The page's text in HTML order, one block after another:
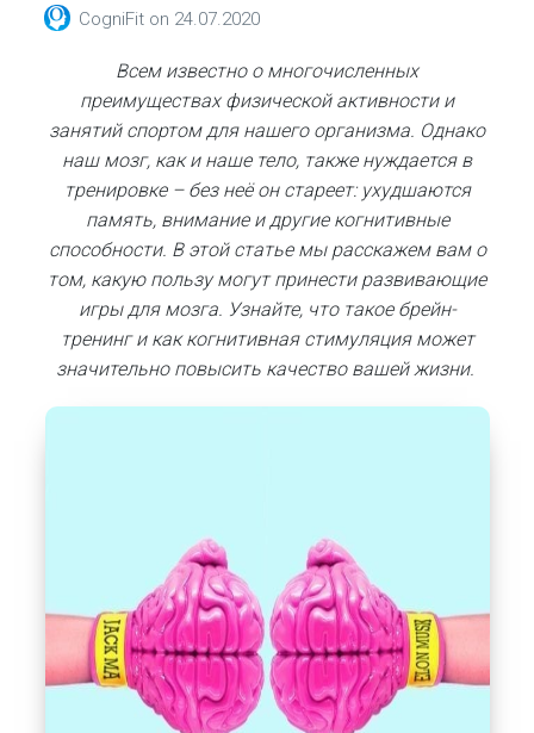
CogniFit on 24.07.2020
Всем известно о многочисленных
преимуществах физической активности и
занятий спортом для нашего организма. Однако
наш мозг, как и наше тело, также нуждается в
тренировке – без неё он стареет: ухудшаются
память, внимание и другие когнитивные
способности. В этой статье мы расскажем вам о
том, какую пользу могут принести развивающие
игры для мозга. Узнайте, что такое брейн-
тренинг и как когнитивная стимуляция может
значительно повысить качество вашей жизни.